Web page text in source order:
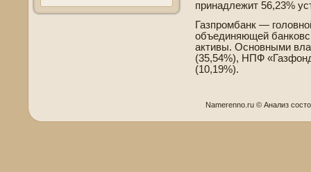
принадлежит 56,23%
Газпромбанк —
объединяющей
активы. Основными
(35,54%), НПФ
(10,19%).
Namerenno.ru © Анализ